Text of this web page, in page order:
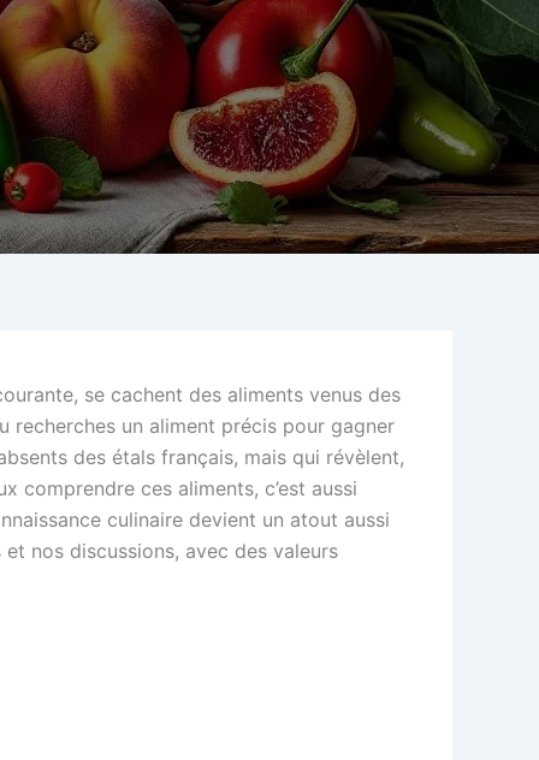
se cachent des aliments venus des
recherches un aliment précis pour gagner
des étals français, mais qui révèlent,
comprendre ces aliments, c’est aussi
culinaire devient un atout aussi
nos discussions, avec des valeurs